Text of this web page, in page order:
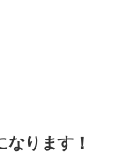
ります！